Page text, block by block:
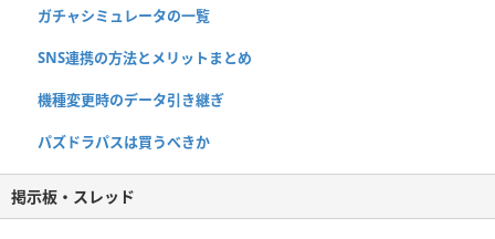
ガチャシミュレータの一覧
SNS連携の方法とメリットまとめ
機種変更時のデータ引き継ぎ
パズドラパスは買うべきか
掲示板・スレッド